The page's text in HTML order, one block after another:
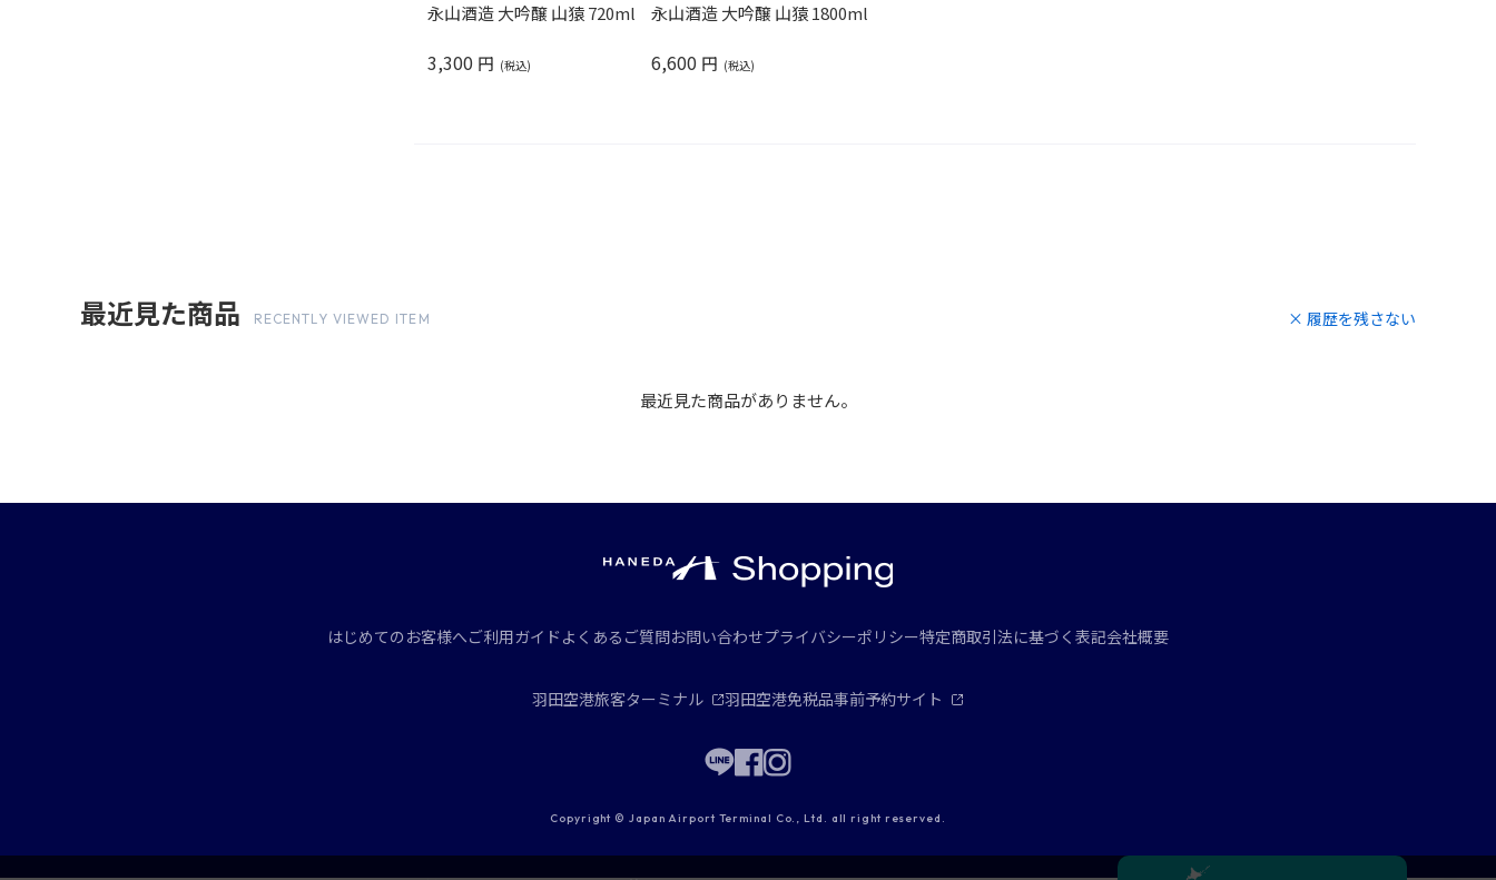
永山酒造 大吟醸 山猿 720ml
3,300 円
永山酒造 大吟醸 山猿 1800ml
6,600 円
最近見た商品 RECENTLY VIEWED ITEM × 履歴を残さない
最近見た商品がありません。
はじめてのお客様へご利用ガイド よくあるご質問お問い合わせプライバシーポリシー特定商取引法に基づく表記会社概要
羽田空港旅客ターミナル 羽田空港免税品事前予約サイト
Copyright © Japan Airport Terminal Co., Ltd. all right reserved.